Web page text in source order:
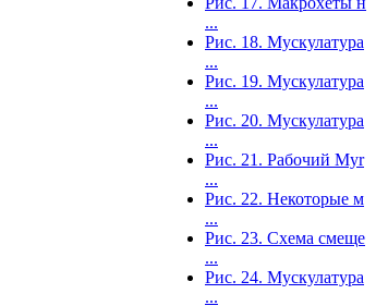
...
Рис. 18. Мускулатура
...
Рис. 19. Мускулатура
...
Рис. 20. Мускулатура
...
Рис. 21. Рабочий Myr
...
Рис. 22. Некоторые м
...
Рис. 23. Схема смеще
...
Рис. 24. Мускулатура
...